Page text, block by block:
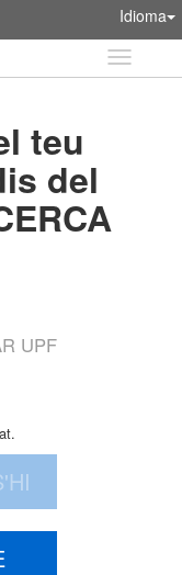
Idioma
Idioma
teu
del
UPF